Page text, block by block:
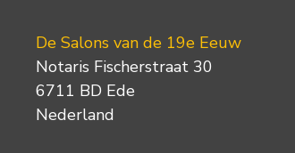
De Salons van de 19e Eeuw
Notaris Fischerstraat 30
6711 BD Ede
Nederland